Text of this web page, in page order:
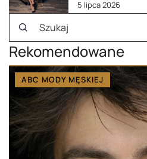
5 lipca 2026
Rekomendowane
ABC MODY MĘSKIEJ